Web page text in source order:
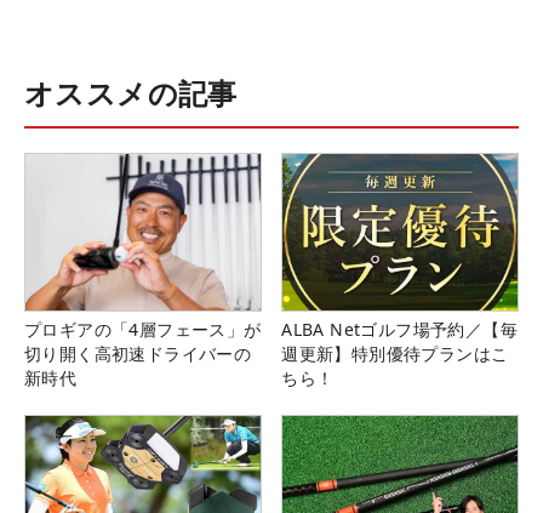
オススメの記事
プロギアの「4層フェース」が
切り開く高初速ドライバーの
新時代
ALBA Netゴルフ場予約／【毎
週更新】特別優待プランはこ
ちら！